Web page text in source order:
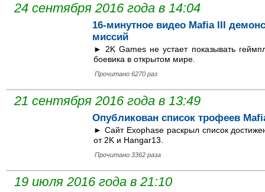
24 сентября 2016 года в 14:04
16-минутное видео Mafia III
миссий
► 2K Games не устает показывать
боевика в открытом мире.
Прочитано 6270 раз
21 сентября 2016 года в 13:49
Опубликован список трофеев
► Сайт Exophase раскрыл список
от 2K и Hangar13.
Прочитано 3362 раза
19 июля 2016 года в 21:10